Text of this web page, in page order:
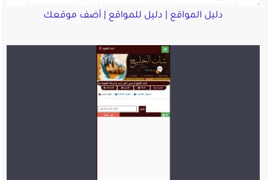
دليل المواقع | دليل للمواقع | أضف موقعك